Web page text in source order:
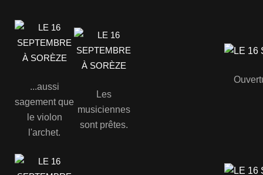
...aussi
sagement que
le violon
l'archet.
Les
musiciennes
sont prêtes.